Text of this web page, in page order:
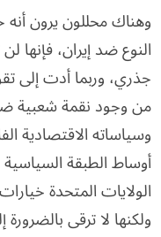
وهناك محللون يرون
النوع ضد إيران، فإنها
جذري، وربما أدت إلى
من وجود نقمة شعبية
وسياساته الاقتصادية
أوساط الطبقة
الولايات المتحدة
ولكنها لا ترقى